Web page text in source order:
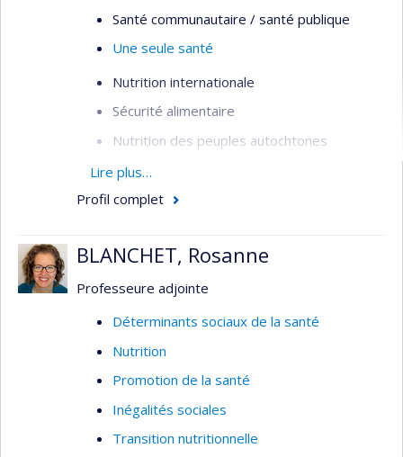
Santé communautaire / santé publique
Une seule santé
Nutrition internationale
Sécurité alimentaire
Nutrition des peuples autochtones
Systèmes alimentaires
Migration et santé nutritionnelle
Lire plus…
Profil complet
BLANCHET, Rosanne
Professeure adjointe
Déterminants sociaux de la santé
Nutrition
Promotion de la santé
Inégalités sociales
Transition nutritionnelle